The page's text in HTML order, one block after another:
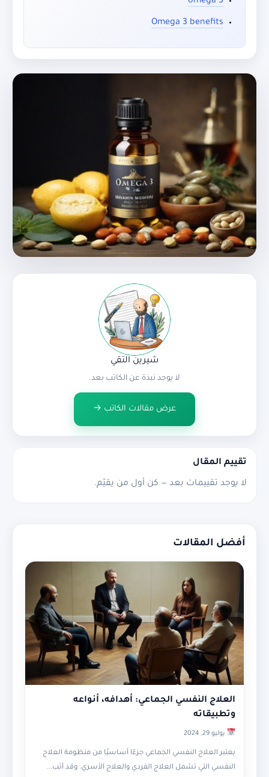
Omega 3 benefits
شيرين التقي
لا يوجد نبذة عن الكاتب بعد.
عرض مقالات الكاتب →
تقييم المقال
لا يوجد تقييمات بعد — كن أول من يقيّم.
أفضل المقالات
العلاج النفسي الجماعي: أهدافه، أنواعه
وتطبيقاته
يوليو 29, 2024
يعتبر العلاج النفسي الجماعي جزءًا أساسيًا من منظومة العلاج
النفسي التي تشمل العلاج الفردي والعلاج الأسري. وقد أثب...